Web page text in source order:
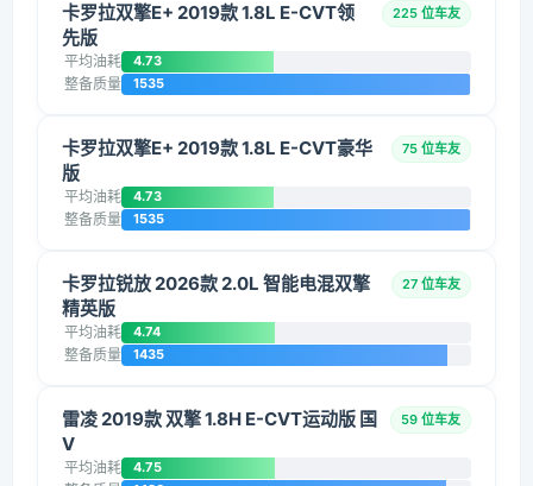
卡罗拉双擎E+ 2019款 1.8L E-CVT领
先版
225 位车友
平均油耗 4.73
整备质量 1535
卡罗拉双擎E+ 2019款 1.8L E-CVT豪华
版
75 位车友
平均油耗 4.73
整备质量 1535
卡罗拉锐放 2026款 2.0L 智能电混双擎
精英版
27 位车友
平均油耗 4.74
整备质量 1435
雷凌 2019款 双擎 1.8H E-CVT运动版 国
V
59 位车友
平均油耗 4.75